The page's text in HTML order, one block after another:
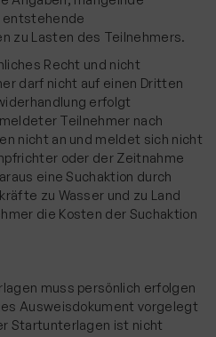
entstehende
zu Lasten des Teilnehmers.
Recht und nicht
darf nicht auf einen Dritten
erfolgt
Teilnehmer nach
nicht an und meldet sich nicht
oder der Zeitnahme
eine Suchaktion durch
zu Wasser und zu Land
die Kosten der Suchaktion
muss persönlich erfolgen
Ausweisdokument vorgelegt
Startunterlagen ist nicht